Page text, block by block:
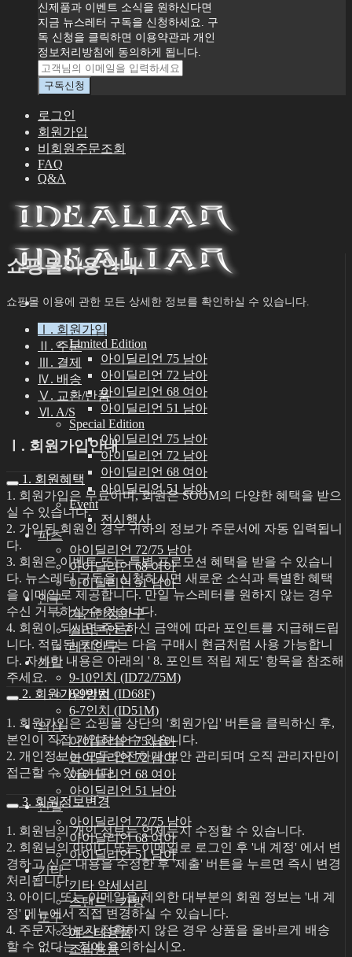
신제품과 이벤트 소식을 원하신다면
지금 뉴스레터 구독을 신청하세요. 구
독 신청을 클릭하면 이용약관과 개인
정보처리방침에 동의하게 됩니다.
로그인
회원가입
비회원주문조회
FAQ
Q&A
인형
Limited Edition
아이딜리언 75 남아
아이딜리언 72 남아
아이딜리언 68 여아
아이딜리언 51 남아
Special Edition
아이딜리언 75 남아
아이딜리언 72 남아
아이딜리언 68 여아
아이딜리언 51 남아
Event
전시행사
파츠
아이딜리언 72/75 남아
아이딜리언 68 여아
아이딜리언 51 남아
안구
기간한정안구
실리콘안구
레진안구
가발
9-10인치 (ID72/75M)
8-9인치 (ID68F)
6-7인치 (ID51M)
의상
아이딜리언 75 남아
아이딜리언 72 남아
아이딜리언 68 여아
아이딜리언 51 남아
신발
아이딜리언 72/75 남아
아이딜리언 68 여아
아이딜리언 51 남아
기타
기타 악세서리
스탠드ㆍ가방
도구
에스테용품
조립용품
쇼핑몰이용안내
쇼핑몰 이용에 관한 모든 상세한 정보를 확인하실 수 있습니다.
Ⅰ. 회원가입
Ⅱ. 주문
Ⅲ. 결제
Ⅳ. 배송
Ⅴ. 교환/반품
Ⅵ. A/S
Ⅰ. 회원가입안내
1. 회원혜택
1. 회원가입은 무료이며, 회원은 SOOM의 다양한 혜택을 받으
실 수 있습니다.
2. 가입된 회원인 경우 귀하의 정보가 주문서에 자동 입력됩니
다.
3. 회원은 이벤트 또는 특별 프로모션 혜택을 받을 수 있습니
다. 뉴스레터 구독을 신청하시면 새로운 소식과 특별한 혜택
을 이메일로 제공합니다. 만일 뉴스레터를 원하지 않는 경우
수신 거부하실 수 있습니다.
4. 회원이 되시면 주문하신 금액에 따라 포인트를 지급해드립
니다. 적립된 포인트는 다음 구매시 현금처럼 사용 가능합니
다. 자세한 내용은 아래의 ' 8. 포인트 적립 제도' 항목을 참조해
주세요.
2. 회원가입방법
1. 회원가입은 쇼핑몰 상단의 '회원가입' 버튼을 클릭하신 후,
본인이 직접 가입하실 수 있습니다.
2. 개인정보는 모두 안전하게 보안 관리되며 오직 관리자만이
접근할 수 있습니다.
3. 회원정보변경
1. 회원님의 개인 정보는 언제든지 수정할 수 있습니다.
2. 회원님의 아이디 또는 이메일로 로그인 후 '내 계정' 에서 변
경하고 싶은 내용을 수정한 후 '제출' 버튼을 누르면 즉시 변경
처리됩니다.
3. 아이디 또는 이메일을 제외한 대부분의 회원 정보는 '내 계
정' 메뉴에서 직접 변경하실 수 있습니다.
4. 주문자 정보가 정확하지 않은 경우 상품을 올바르게 배송
할 수 없다는 점에 유의하십시오.